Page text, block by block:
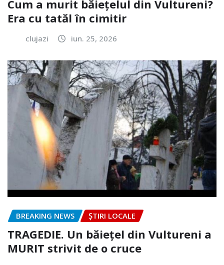
Cum a murit băiețelul din Vultureni?
Era cu tatăl în cimitir
clujazi iun. 25, 2026
BREAKING NEWS ȘTIRI LOCALE
TRAGEDIE. Un băiețel din Vultureni a
MURIT strivit de o cruce